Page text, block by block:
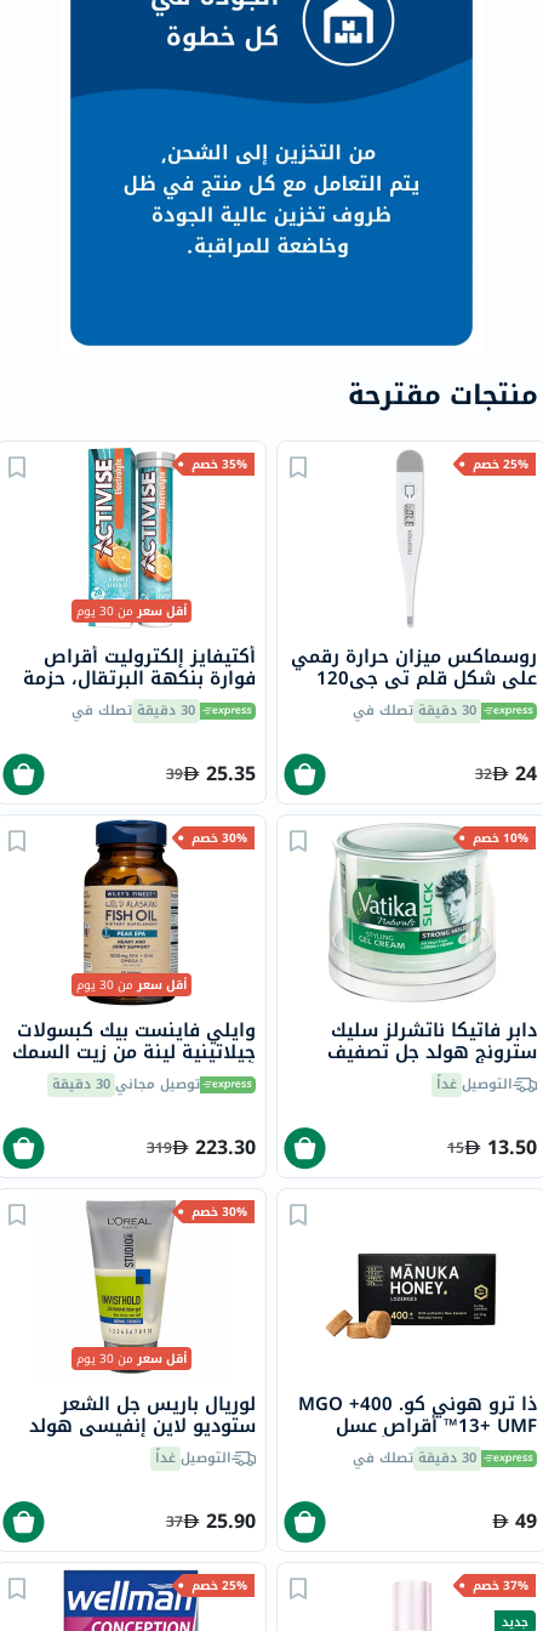
منتجات مقترحة
25% خصم
روسماكس ميزان حرارة رقمي
على شكل قلم تي جي120
30 دقيقة تصلك في
24
32
35% خصم
أقل سعرمن 30 يوم
أكتيفايز إلكتروليت أقراص
فوارة بنكهة البرتقال، حزمة
من 20 30 دقيقة تصلك في
25.35
39
10% خصم
دابر فاتيكا ناتشرلز سليك
سترونج هولد جل تصفيف
الشعر بالليمون والحناء الخالي
من الكحول 250 جرام
التوصيلغداً
13.50
15
30% خصم
أقل سعرمن 30 يوم
وايلي فاينست بيك كبسولات
جيلاتينية لينة من زيت السمك
أوميغا 3 بتركيز 1000 ملجم
من حمض إيكوسابنتينويك
توصيل مجاني30 دقيقة
223.30
319
ذا ترو هوني كو. 400+ MGO
13+ UMF™ أقراص عسل
مانوكا 2.8 جرام 8 أقراص30 دقيقة تصلك في
49
30% خصم
أقل سعرمن 30 يوم
لوريال باريس جل الشعر
ستوديو لاين إنفيسي هولد
بقوة عادية 150 مل
التوصيلغداً
25.90
37
37% خصم
جديد
25% خصم